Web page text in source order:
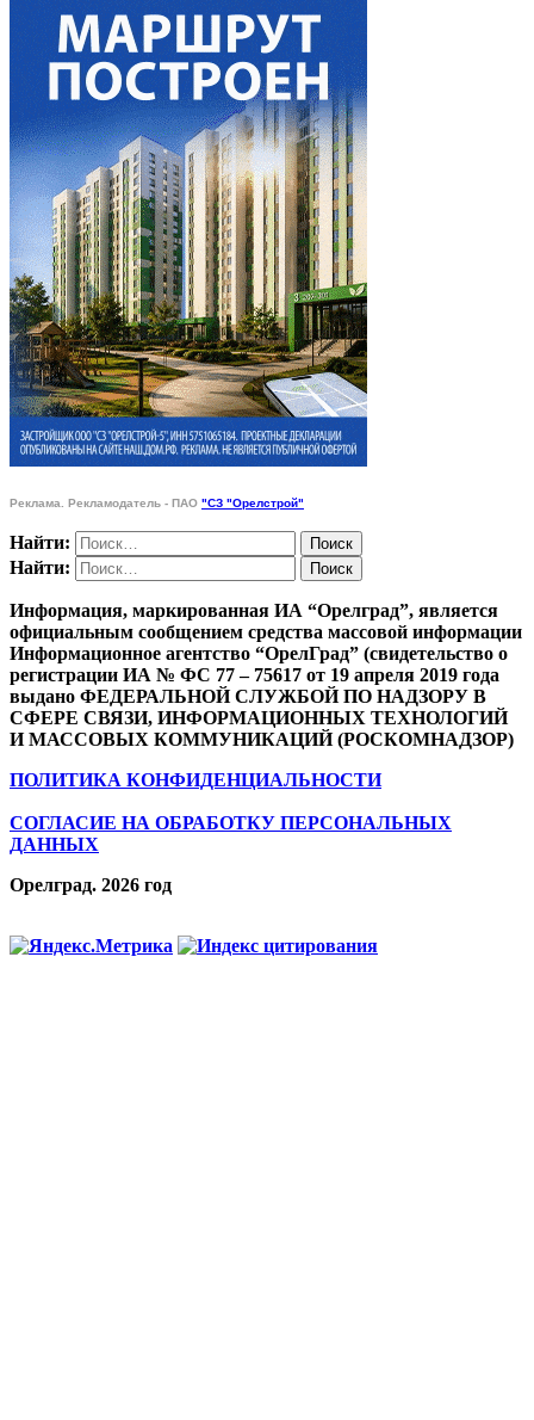
Реклама. Рекламодатель - ПАО "СЗ "Орелстрой"
Найти:
Найти:
Информация, маркированная ИА “Орелград”, является
официальным сообщением средства массовой информации
Информационное агентство “ОрелГрад” (свидетельство о
регистрации ИА № ФС 77 – 75617 от 19 апреля 2019 года
выдано ФЕДЕРАЛЬНОЙ СЛУЖБОЙ ПО НАДЗОРУ В
СФЕРЕ СВЯЗИ, ИНФОРМАЦИОННЫХ ТЕХНОЛОГИЙ
И МАССОВЫХ КОММУНИКАЦИЙ (РОСКОМНАДЗОР)
ПОЛИТИКА КОНФИДЕНЦИАЛЬНОСТИ
СОГЛАСИЕ НА ОБРАБОТКУ ПЕРСОНАЛЬНЫХ
ДАННЫХ
Орелград. 2026 год